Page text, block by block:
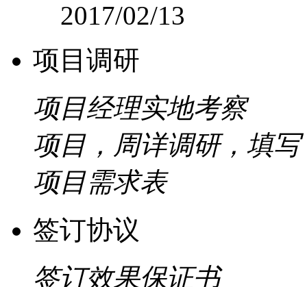
2017/02/13
项目调研
项目经理实地考察
项目，周详调研，填写
项目需求表
签订协议
签订效果保证书